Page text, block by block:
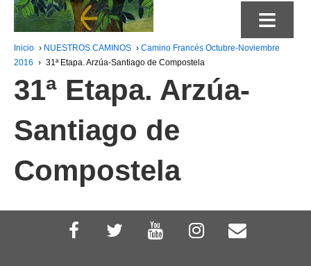
≡
Inicio › NUESTROS CAMINOS › Camino Francés Octubre-Noviembre
2016 › 31ª Etapa. Arzúa-Santiago de Compostela
31ª Etapa. Arzúa-
Santiago de
Compostela